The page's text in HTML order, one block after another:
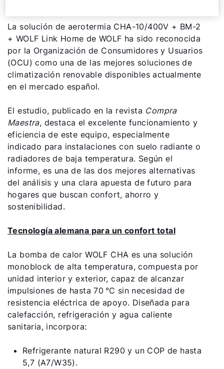
La solución de aerotermia CHA-10/400V + BM-2
+ WOLF Link Home de WOLF ha sido reconocida
por la Organización de Consumidores y Usuarios
(OCU) como una de las mejores soluciones de
climatización renovable disponibles actualmente
en el mercado español.
El estudio, publicado en la revista Compra
Maestra, destaca el excelente funcionamiento y
eficiencia de este equipo, especialmente
indicado para instalaciones con suelo radiante o
radiadores de baja temperatura. Según el
informe, es una de las dos mejores alternativas
del análisis y una clara apuesta de futuro para
hogares que buscan confort, ahorro y
sostenibilidad.
Tecnología alemana para un confort total
La bomba de calor WOLF CHA es una solución
monoblock de alta temperatura, compuesta por
unidad interior y exterior, capaz de alcanzar
impulsiones de hasta 70 °C sin necesidad de
resistencia eléctrica de apoyo. Diseñada para
calefacción, refrigeración y agua caliente
sanitaria, incorpora:
Refrigerante natural R290 y un COP de hasta
5,7 (A7/W35).
¡Hola!
¿Cómo podemos ayudarte?
Contacto de servicio
Línea de atención al cliente
Encontrar a tu experto
Links importantes
Carrera profesional